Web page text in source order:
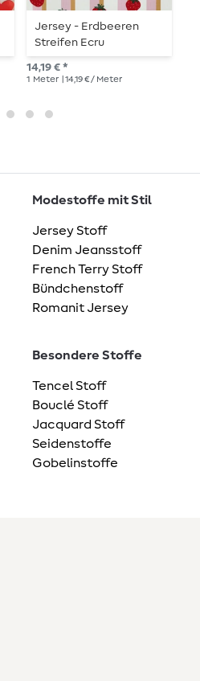
Jersey - Erdbeeren
Streifen Ecru
14,19 € *
1 Meter | 14,19 € / Meter
Modestoffe mit Stil
Jersey Stoff
Denim Jeansstoff
French Terry Stoff
Bündchenstoff
Romanit Jersey
Besondere Stoffe
Tencel Stoff
Bouclé Stoff
Jacquard Stoff
Seidenstoffe
Gobelinstoffe